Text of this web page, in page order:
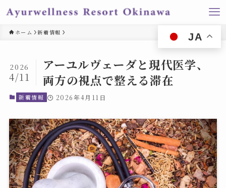
ホーム 新着情報
アーユルヴェーダと現代医学、
両方の視点で整える滞在
2026
4/11
新着情報 2026年4月11日
JA